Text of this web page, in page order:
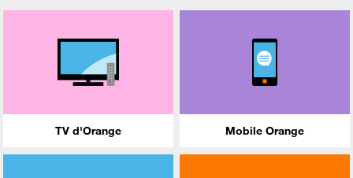
TV d'Orange Mobile Orange